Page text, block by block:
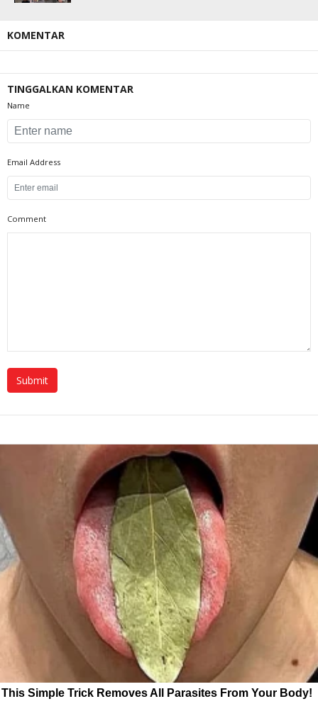
KOMENTAR
TINGGALKAN KOMENTAR
Name
Email Address
Comment
This Simple Trick Removes All Parasites From Your Body!